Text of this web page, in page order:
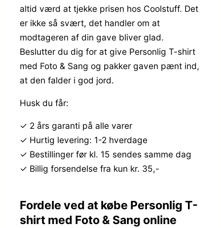
altid værd at tjekke prisen hos Coolstuff. Det
er ikke så svært, det handler om at
modtageren af din gave bliver glad.
Beslutter du dig for at give Personlig T-shirt
med Foto & Sang og pakker gaven pænt ind,
at den falder i god jord.
Husk du får:
✓ 2 års garanti på alle varer
✓ Hurtig levering: 1-2 hverdage
✓ Bestillinger før kl. 15 sendes samme dag
✓ Billig forsendelse fra kun kr. 35,-
Fordele ved at købe Personlig T-
shirt med Foto & Sang online